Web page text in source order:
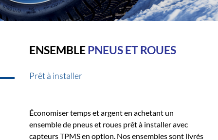
ENSEMBLEPNEUS ET ROUES
Prêt à installer
Économiser temps et argent en achetant un
ensemble de pneus et roues prêt à installer avec
capteurs TPMS en option. Nos ensembles sont livrés